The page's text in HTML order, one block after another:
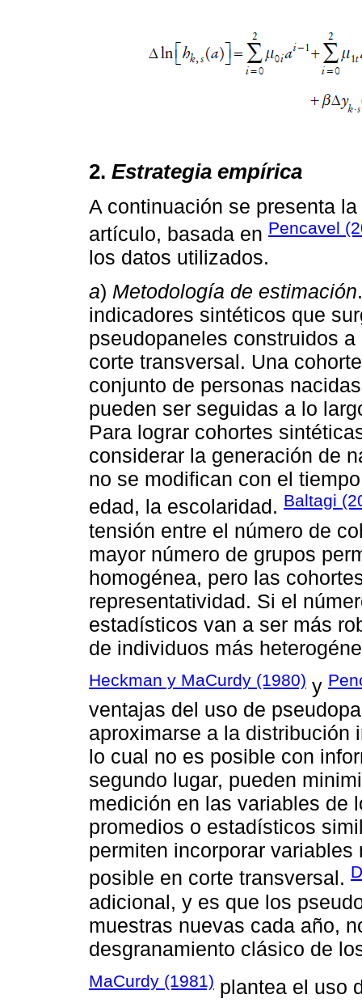
2. Estrategia empírica
A continuación se presenta
artículo, basada en Pencavel
los datos utilizados.
a) Metodología de estimación
indicadores sintéticos que
pseudopaneles construidos
corte transversal. Una
conjunto de personas
pueden ser seguidas a lo
Para lograr cohortes
considerar la generación de
no se modifican con el
edad, la escolaridad. Baltagi
tensión entre el número de
mayor número de grupos
homogénea, pero las
representatividad. Si el
estadísticos van a ser más
de individuos más
Heckman y MaCurdy (1980) y
ventajas del uso de
aproximarse a la distribución
lo cual no es posible con
segundo lugar, pueden
medición en las variables de
promedios o estadísticos
permiten incorporar
posible en corte transversal.
adicional, y es que los
muestras nuevas cada año,
desgranamiento clásico de
MaCurdy (1981) plantea el uso